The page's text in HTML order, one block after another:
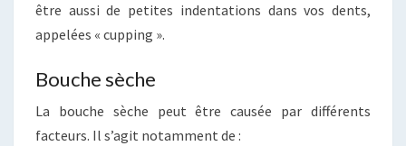
être aussi de petites indentations dans vos dents,
appelées « cupping ».
Bouche sèche
La bouche sèche peut être causée par différents
facteurs. Il s’agit notamment de :